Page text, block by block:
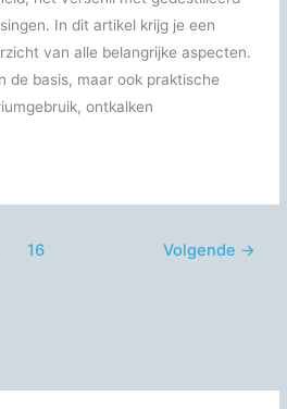
In dit artikel krijg je een
van alle belangrijke aspecten.
de basis, maar ook praktische
ontkalken
16 Volgende →